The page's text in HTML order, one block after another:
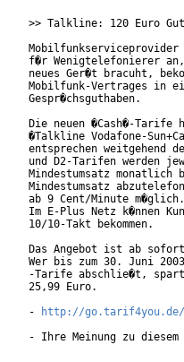
>> Talkline: 120 Euro
f�r Wenigtelefonierer
neues Ger�t bracuht,
Mobilfunk-Vertrages in
Gespr�chsguthaben.
Die neuen �Cash�-Tarife
�Talkline Vodafone-
entsprechen weitgehend
und D2-Tarifen werden
Mindestumsatz
Mindestumsatz
ab 9 Cent/Minute
Im E-Plus Netz k�nnen
10/10-Takt bekommen.
Das Angebot ist ab
Wer bis zum 30. Juni
-Tarife abschlie�t, spart
25,99 Euro.
-
http://go.tarif4you.de/
- Ihre Meinung zu diesem